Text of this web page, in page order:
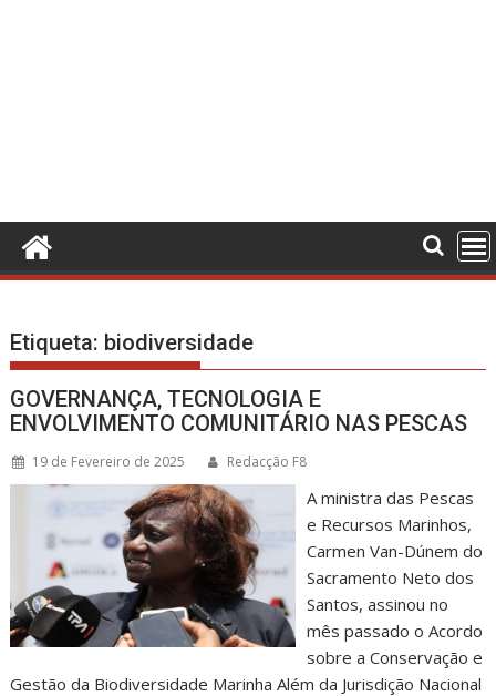
Etiqueta: biodiversidade
GOVERNANÇA, TECNOLOGIA E
ENVOLVIMENTO COMUNITÁRIO NAS PESCAS
19 de Fevereiro de 2025 Redacção F8
A ministra das Pescas
e Recursos Marinhos,
Carmen Van-Dúnem do
Sacramento Neto dos
Santos, assinou no
mês passado o Acordo
sobre a Conservação e
Gestão da Biodiversidade Marinha Além da Jurisdição Nacional